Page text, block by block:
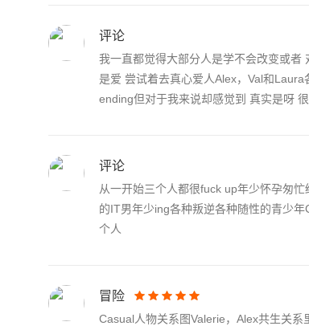
评论
我一直都觉得大部分人是学不会改变或者
是爱 尝试着去真心爱人Alex，Val和
ending但对于我来说却感觉到 真实是呀 很
评论
从一开始三个人都很fuck up年少怀孕匆
的IT男年少ing各种叛逆各种随性的青少
个人
冒险
Casual人物关系图Valerie，Alex共生关